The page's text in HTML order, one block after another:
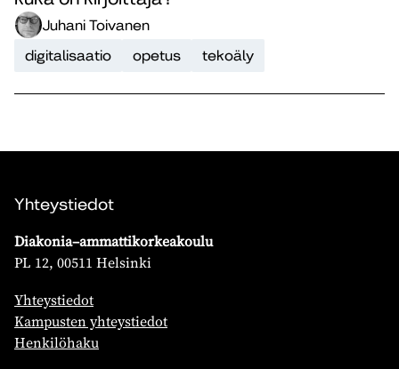
Juhani Toivanen
digitalisaatio
opetus tekoäly
Yhteystiedot
Diakonia–ammattikorkeakoulu
PL 12, 00511 Helsinki
Yhteystiedot
Kampusten yhteystiedot
Henkilöhaku